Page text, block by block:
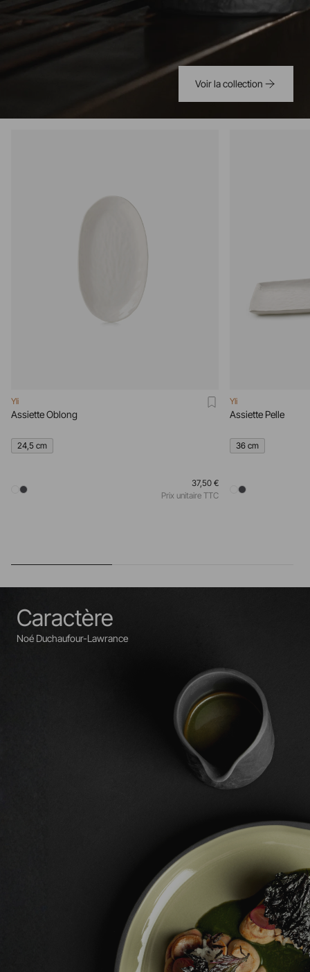
Voir la collection
Yli
Assiette Oblong
24,5 cm
37,50 €
Prix unitaire TTC
Yli
Assiette Pelle
36 cm
Caractère
Noé Duchaufour-Lawrance